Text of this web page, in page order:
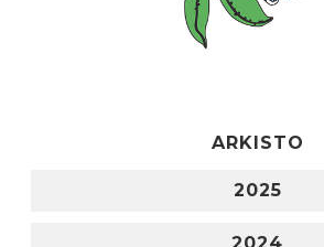
ARKISTO
2025